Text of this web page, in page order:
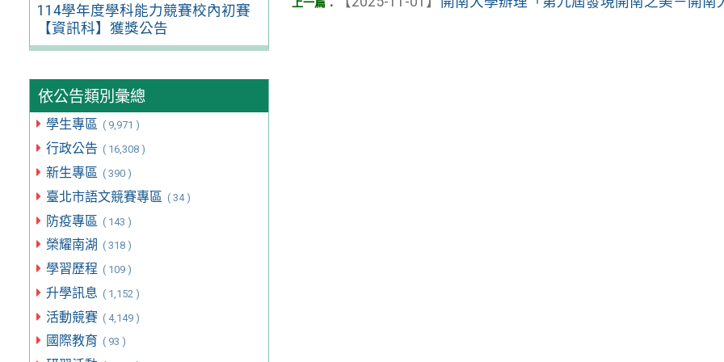
114學年度學科能力競賽校內初賽
【資訊科】獲獎公告
依公告類別彙總
學生專區 ( 9,971 )
行政公告 ( 16,308 )
新生專區 ( 390 )
臺北市語文競賽專區 ( 34 )
防疫專區 ( 143 )
榮耀南湖 ( 318 )
學習歷程 ( 109 )
升學訊息 ( 1,152 )
活動競賽 ( 4,149 )
國際教育 ( 93 )